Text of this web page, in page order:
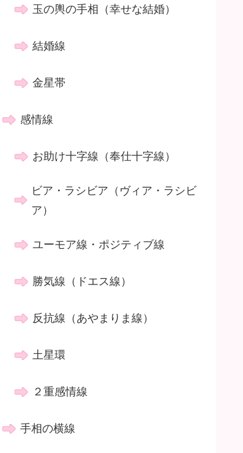
玉の輿の手相（幸せな結婚）
結婚線
金星帯
感情線
お助け十字線（奉仕十字線）
ビア・ラシビア（ヴィア・ラシビ
ア）
ユーモア線・ポジティブ線
勝気線（ドエス線）
反抗線（あやまりま線）
土星環
２重感情線
手相の横線